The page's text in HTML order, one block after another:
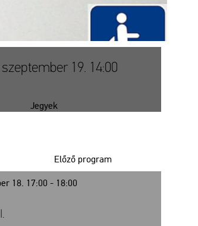
19. 14:00
Jegyek
18. 17:00 - 18:00
Előző program